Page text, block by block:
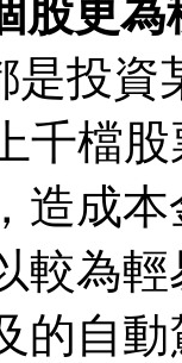
股更為
是投
千檔
造成
較為
的自